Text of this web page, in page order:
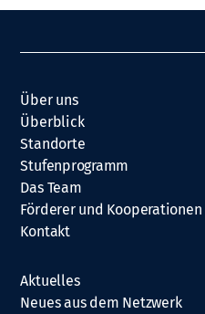
Über uns
Überblick
Standorte
Stufenprogramm
Das Team
Förderer und Kooperationen
Kontakt
Aktuelles
Neues aus dem Netzwerk